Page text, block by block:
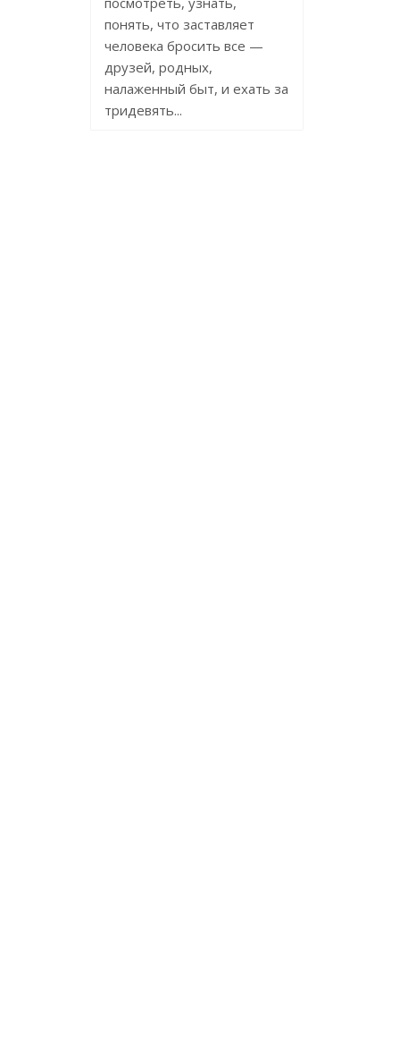
понять, что заставляет
человека бросить все —
друзей, родных,
налаженный быт, и ехать за
тридевять...